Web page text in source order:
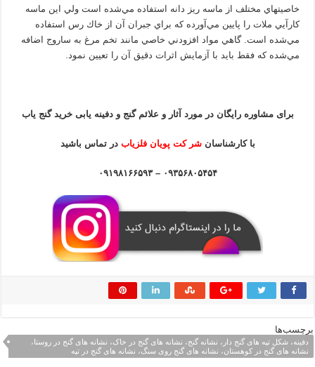
خاصيتهاي مختلف از ماسه ريز دانه استفاده مي‌شده است ولي اين ماسه
كارآيي ملات را پايين مي‌آورده كه براي جبران آن از خاك رس استفاده
مي‌شده است. گاهي مواد افزودني خاصي مانند تخم مرغ به ساروج اضافه
مي‌شده كه فقط بايد با آزمايش اثرات دقيق آن را تعيين نمود.
برای مشاوره رایگان در مورد آثار و علائم گنج و دفینه یابی خرید گنج یاب
با کارشناسانشر کت پویان فلزیاب در تماس باشید
۰۹۳۵۶۸۰۵۴۵۴ – ۰۹۱۹۸۱۶۶۵۹۳
برچسب‌ها
دفینه، شکل تپه های گنج دار، نشانه گنج، نشانه های گنج در خاک، نشانه های گنج در روستا،
نشانه های گنج در کوهستان، نشانه های گنج روی سنگ، نشانه های گنج در تپه